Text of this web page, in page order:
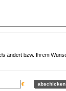
ändert bzw. Ihrem
€